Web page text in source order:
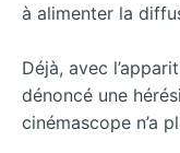
à alimenter la
Déjà, avec
dénoncé une
cinémascope n’a